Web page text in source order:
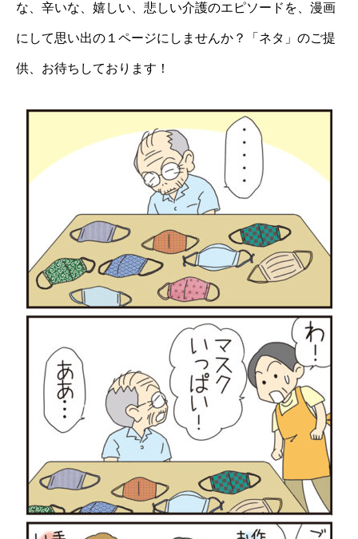
な、辛いな、嬉しい、悲しい介護のエピソードを、漫画
にして思い出の１ページにしませんか？「ネタ」のご提
供、お待ちしております！